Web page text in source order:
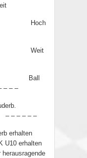
Hoch
Weit
Ball
– – –
– – – – – –
erhalten
U10 erhalten